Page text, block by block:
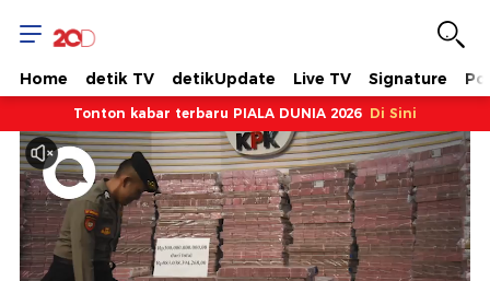
Home detik TV detikUpdate Live TV Signature
Tonton kabar terbaru PIALA DUNIA 2026 Di Sini